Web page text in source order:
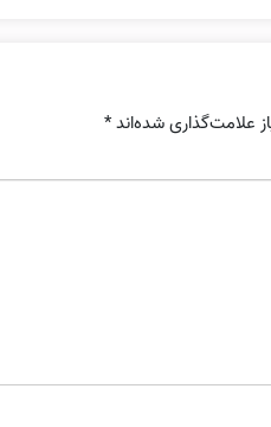
علامت‌گذاری شده‌اند*